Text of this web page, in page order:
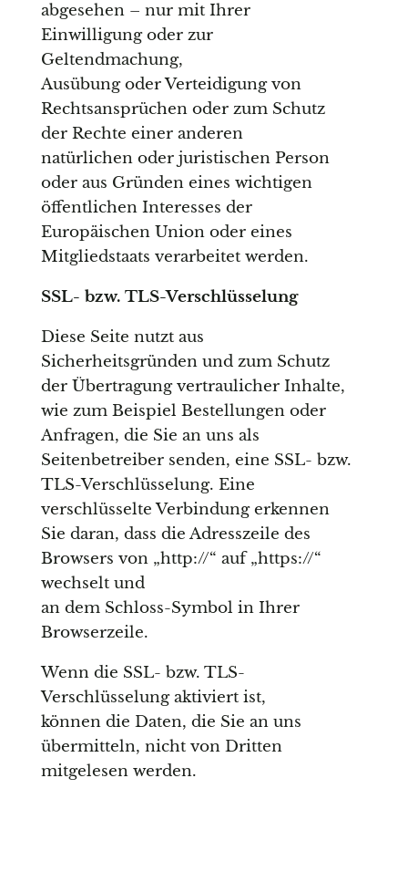
abgesehen – nur mit Ihrer
Einwilligung oder zur
Geltendmachung,
Ausübung oder Verteidigung von
Rechtsansprüchen oder zum Schutz
der Rechte einer anderen
natürlichen oder juristischen Person
oder aus Gründen eines wichtigen
öffentlichen Interesses der
Europäischen Union oder eines
Mitgliedstaats verarbeitet werden.
SSL- bzw. TLS-Verschlüsselung
Diese Seite nutzt aus
Sicherheitsgründen und zum Schutz
der Übertragung vertraulicher Inhalte,
wie zum Beispiel Bestellungen oder
Anfragen, die Sie an uns als
Seitenbetreiber senden, eine SSL- bzw.
TLS-Verschlüsselung. Eine
verschlüsselte Verbindung erkennen
Sie daran, dass die Adresszeile des
Browsers von „http://“ auf „https://“
wechselt und
an dem Schloss-Symbol in Ihrer
Browserzeile.
Wenn die SSL- bzw. TLS-
Verschlüsselung aktiviert ist,
können die Daten, die Sie an uns
übermitteln, nicht von Dritten
mitgelesen werden.